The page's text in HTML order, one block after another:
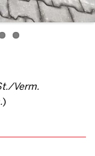
Verm.
)